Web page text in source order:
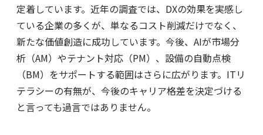
定着しています。近年の調査では、DXの効果を実感し
ている企業の多くが、単なるコスト削減だけでなく、
新たな価値創造に成功しています。今後、AIが市場分
析（AM）やテナント対応（PM）、設備の自動点検
（BM）をサポートする範囲はさらに広がります。ITリ
テラシーの有無が、今後のキャリア格差を決定づける
と言っても過言ではありません。